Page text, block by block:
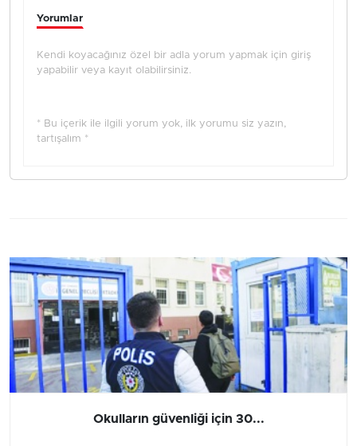
Yorumlar
Kendi koyacağınız özel bir adla yorum yapmak için giriş
yapabilir veya kayıt olabilirsiniz.
* Bu içerik ile ilgili yorum yok, ilk yorumu siz yazın,
tartışalım *
Okulların güvenliği için 30...